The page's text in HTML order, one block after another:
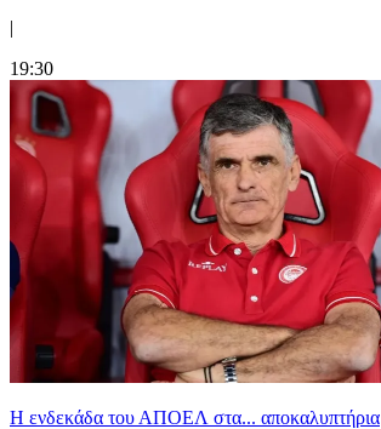
|
19:30
Η ενδεκάδα του ΑΠΟΕΛ στα... αποκαλυπτήρια